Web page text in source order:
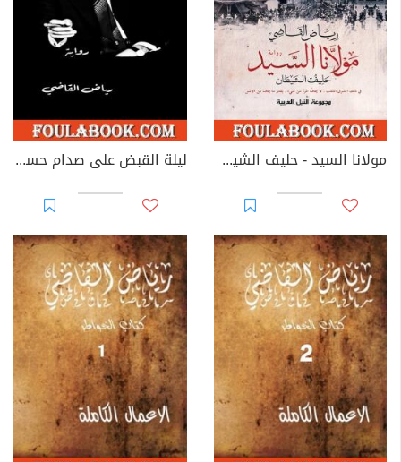
مولانا السيد - حليف الشيطان ليلة القبض على صدام حسين